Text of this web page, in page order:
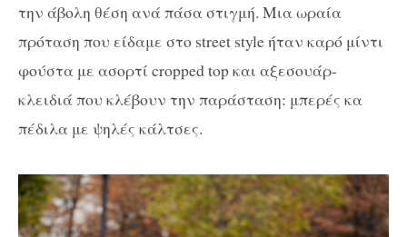
την άβολη θέση ανά πάσα στιγμή. Μια ωραία
πρόταση που είδαμε στο street style ήταν καρό μίντι
φούστα με ασορτί cropped top και αξεσουάρ-
κλειδιά που κλέβουν την παράσταση: μπερές κα
πέδιλα με ψηλές κάλτσες.